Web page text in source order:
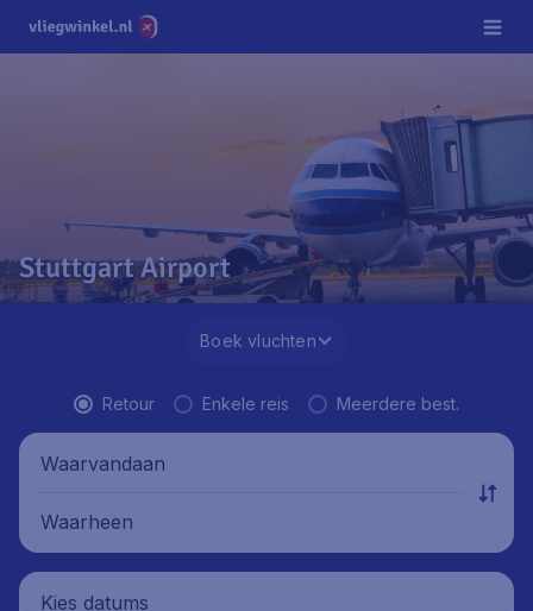
Stuttgart Airport
Boek vluchten
Retour Enkele reis Meerdere best.
Waarvandaan
Waarheen
Kies datums